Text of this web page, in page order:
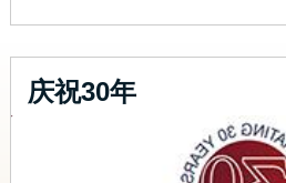
庆祝30年